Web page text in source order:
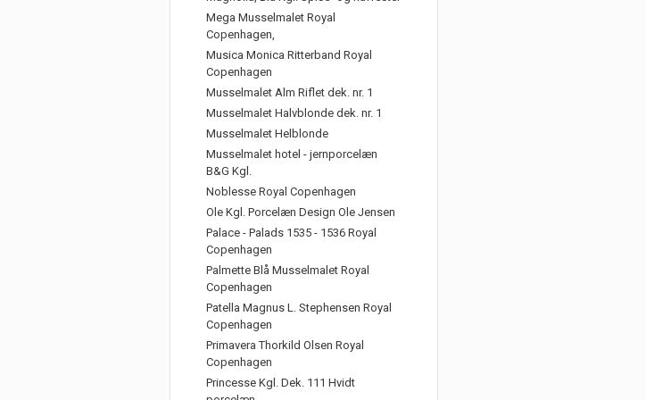
Mega Musselmalet Royal
Copenhagen,
Musica Monica Ritterband Royal
Copenhagen
Musselmalet Alm Riflet dek. nr. 1
Musselmalet Halvblonde dek. nr. 1
Musselmalet Helblonde
Musselmalet hotel - jernporcelæn
B&G Kgl.
Noblesse Royal Copenhagen
Ole Kgl. Porcelæn Design Ole Jensen
Palace - Palads 1535 - 1536 Royal
Copenhagen
Palmette Blå Musselmalet Royal
Copenhagen
Patella Magnus L. Stephensen Royal
Copenhagen
Primavera Thorkild Olsen Royal
Copenhagen
Princesse Kgl. Dek. 111 Hvidt